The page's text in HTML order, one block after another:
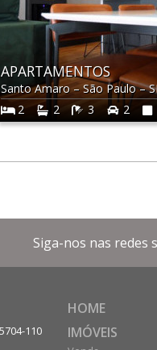
APARTAMENTOS
Santo Amaro–São Paulo–
2
2 3 2
Siga-nos nas redes
110
HOME
IMÓVEIS